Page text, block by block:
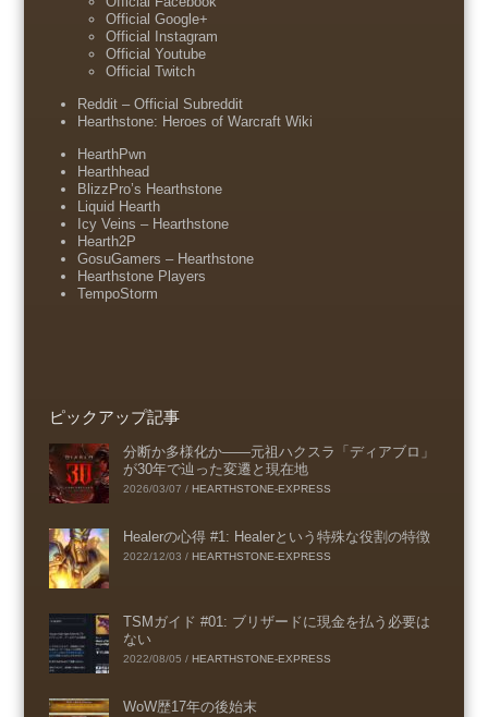
Official Google+
Official Instagram
Official Youtube
Official Twitch
Reddit – Official Subreddit
Hearthstone: Heroes of Warcraft Wiki
HearthPwn
Hearthhead
BlizzPro’s Hearthstone
Liquid Hearth
Icy Veins – Hearthstone
Hearth2P
GosuGamers – Hearthstone
Hearthstone Players
TempoStorm
ピックアップ記事
分断か多様化か――元祖ハクスラ「ディアブロ」
が30年で辿った変遷と現在地
2026/03/07 / HEARTHSTONE-EXPRESS
Healerの心得 #1: Healerという特殊な役割の特徴
2022/12/03 / HEARTHSTONE-EXPRESS
TSMガイド #01: ブリザードに現金を払う必要は
ない
2022/08/05 / HEARTHSTONE-EXPRESS
WoW歴17年の後始末